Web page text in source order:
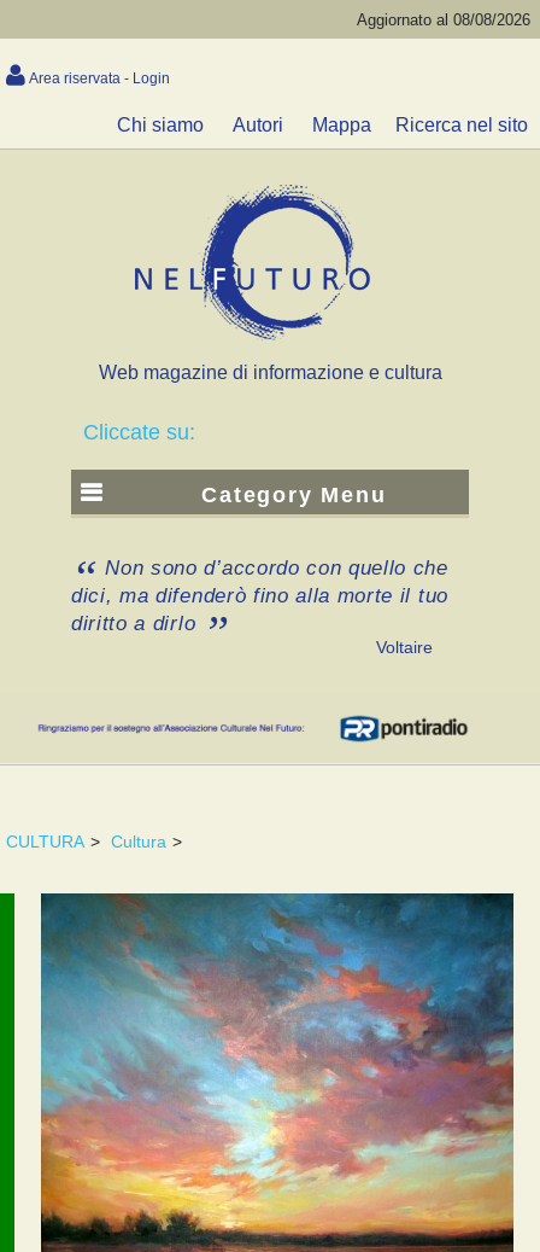
Aggiornato al 08/08/2026
Area riservata - Login
Chi siamo Autori Mappa Ricerca nel sito
Web magazine di informazione e cultura
Cliccate su:
Category Menu
Non sono d’accordo con quello che
dici, ma difenderò fino alla morte il tuo
diritto a dirlo
Voltaire
CULTURA > Cultura >